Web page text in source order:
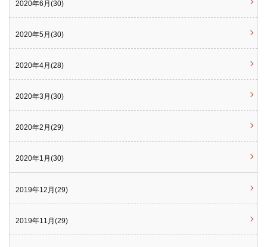
2020年6月(30)
2020年5月(30)
2020年4月(28)
2020年3月(30)
2020年2月(29)
2020年1月(30)
2019年12月(29)
2019年11月(29)